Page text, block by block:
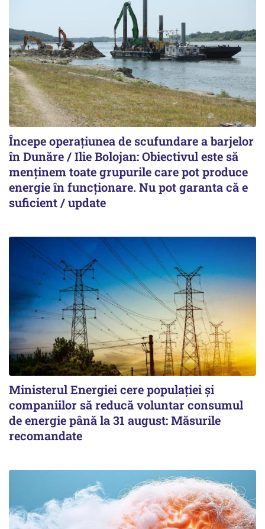
Începe operațiunea de scufundare a barjelor
în Dunăre / Ilie Bolojan: Obiectivul este să
menținem toate grupurile care pot produce
energie în funcționare. Nu pot garanta că e
suficient / update
Ministerul Energiei cere populației și
companiilor să reducă voluntar consumul
de energie până la 31 august: Măsurile
recomandate